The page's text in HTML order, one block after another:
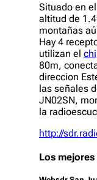
Situado en
altitud de
montañas
Hay 4
utilizan el
80m,
direccion
las señales
JN02SN,
la
http://
Los